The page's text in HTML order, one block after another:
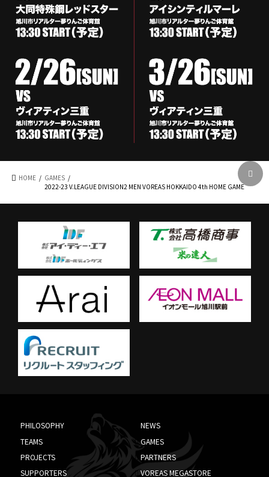
HOME
GAMES
2022-23 V.LEAGUE DIVISION2 MEN VOREAS HOKKAIDO 4th HOME GAME
PHILOSOPHY
NEWS
TEAMS
GAMES
PROJECTS
PARTNERS
SUPPORTERS
VOREAS MEGASTORE